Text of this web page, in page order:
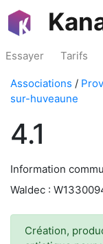
Essayer Tarifs
Associations /
sur-huveaune
4.1
Information
Waldec :
Création,